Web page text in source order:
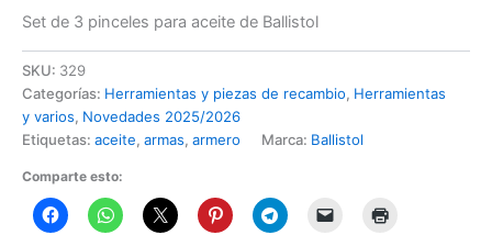
Set de 3 pinceles para aceite de Ballistol
SKU: 329
Categorías: Herramientas y piezas de recambio, Herramientas
y varios, Novedades 2025/2026
Etiquetas: aceite, armas, armero Marca: Ballistol
Comparte esto: